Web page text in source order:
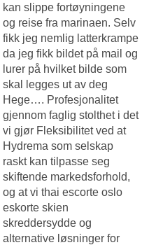
kan slippe fortøyningene
og reise fra marinaen. Selv
fikk jeg nemlig latterkrampe
da jeg fikk bildet på mail og
lurer på hvilket bilde som
skal legges ut av deg
Hege…. Profesjonalitet
gjennom faglig stolthet i det
vi gjør Fleksibilitet ved at
Hydrema som selskap
raskt kan tilpasse seg
skiftende markedsforhold,
og at vi thai escorte oslo
eskorte skien
skreddersydde og
alternative løsninger for